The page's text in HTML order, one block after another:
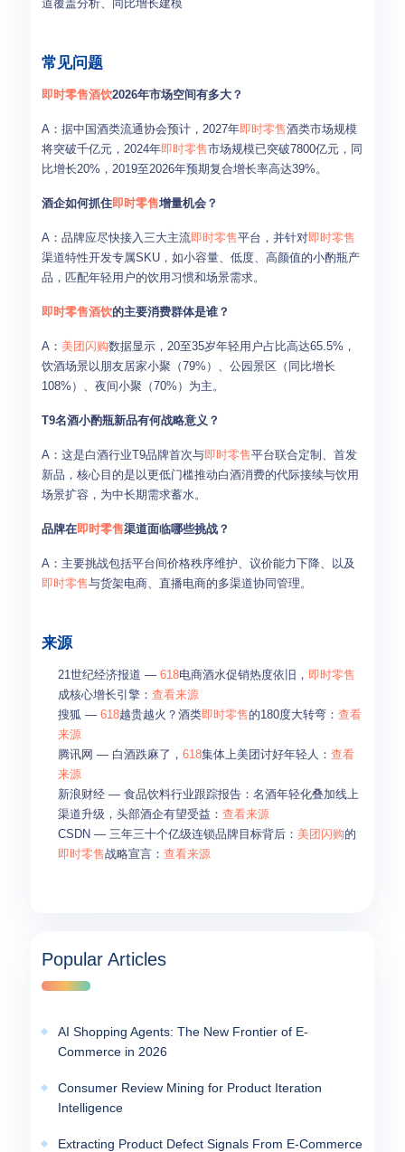
道覆盖分析、同比增长建模
常见问题
即时零售酒饮2026年市场空间有多大？
A：据中国酒类流通协会预计，2027年即时零售酒类市场规模
将突破千亿元，2024年即时零售市场规模已突破7800亿元，同
比增长20%，2019至2026年预期复合增长率高达39%。
酒企如何抓住即时零售增量机会？
A：品牌应尽快接入三大主流即时零售平台，并针对即时零售
渠道特性开发专属SKU，如小容量、低度、高颜值的小酌瓶产
品，匹配年轻用户的饮用习惯和场景需求。
即时零售酒饮的主要消费群体是谁？
A： 美团闪购数据显示，20至35岁年轻用户占比高达65.5%，
饮酒场景以朋友居家小聚（79%）、公园景区（同比增长
108%）、夜间小聚（70%）为主。
T9名酒小酌瓶新品有何战略意义？
A：这是白酒行业T9品牌首次与即时零售平台联合定制、首发
新品，核心目的是以更低门槛推动白酒消费的代际接续与饮用
场景扩容，为中长期需求蓄水。
品牌在即时零售渠道面临哪些挑战？
A：主要挑战包括平台间价格秩序维护、议价能力下降、以及
即时零售与货架电商、直播电商的多渠道协同管理。
来源
21世纪经济报道 — 618电商酒水促销热度依旧， 即时零售
成核心增长引擎： 查看来源
搜狐 — 618越贵越火？酒类即时零售的180度大转弯： 查看
来源
腾讯网 — 白酒跌麻了， 618集体上美团讨好年轻人： 查看
来源
新浪财经 — 食品饮料行业跟踪报告：名酒年轻化叠加线上
渠道升级，头部酒企有望受益： 查看来源
CSDN — 三年三十个亿级连锁品牌目标背后： 美团闪购的
即时零售战略宣言： 查看来源
Popular Articles
AI Shopping Agents: The New Frontier of E-
Commerce in 2026
Consumer Review Mining for Product Iteration
Intelligence
Extracting Product Defect Signals From E-Commerce